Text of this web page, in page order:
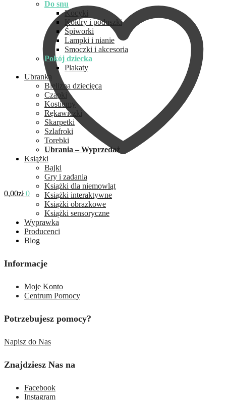
0,00zł 0
Do snu
Kocyki
Kołdry i poduszki
Śpiworki
Lampki i nianie
Smoczki i akcesoria
Pokój dziecka
Plakaty
Ubranka
Bielizna dziecięca
Czapki
Kostiumy
Rękawiczki
Skarpetki
Szlafroki
Torebki
Ubrania – Wyprzedaż
Książki
Bajki
Gry i zadania
Książki dla niemowląt
Książki interaktywne
Książki obrazkowe
Książki sensoryczne
Wyprawka
Producenci
Blog
Informacje
Moje Konto
Centrum Pomocy
Potrzebujesz pomocy?
Napisz do Nas
Znajdziesz Nas na
Facebook
Instagram